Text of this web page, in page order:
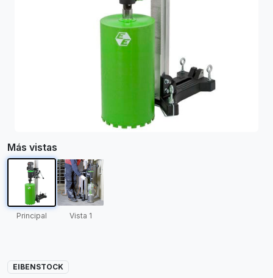
Más vistas
Principal Vista 1
EIBENSTOCK